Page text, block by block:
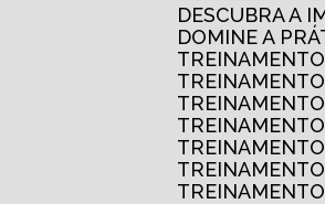
DESCUBRA A
DOMINE A